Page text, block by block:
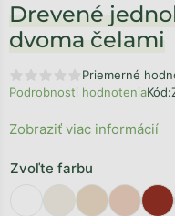
Drevené
dvoma čelami
Priemerné
Podrobnosti hodnoteniaKód:
Zvoľte farbu
Zobraziť viac informácií